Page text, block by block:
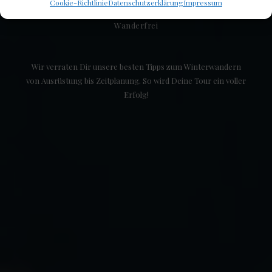
Cookie-RichtlinieDatenschutzerklärungImpressum
Wanderfrei
Wir verraten Dir unsere besten Tipps zum Winterwandern
von Ausrüstung bis Zeitplanung. So wird Deine Tour ein voller
Erfolg!